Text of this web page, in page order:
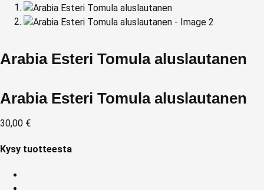
Arabia Esteri Tomula aluslautanen
Arabia Esteri Tomula aluslautanen
30,00 €
Kysy tuotteesta